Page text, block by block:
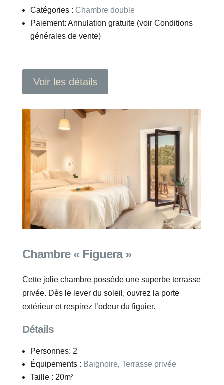
Catégories : Chambre double
Paiement: Annulation gratuite (voir Conditions
générales de vente)
Voir les détails
Chambre « Figuera »
Cette jolie chambre possède une superbe terrasse
privée. Dès le lever du soleil, ouvrez la porte
extérieur et respirez l’odeur du figuier.
Détails
Personnes: 2
Équipements : Baignoire, Terrasse privée
Taille : 20m²